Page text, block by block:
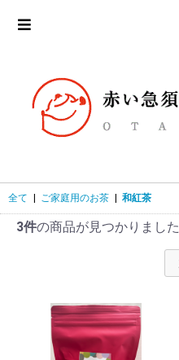
全て ご家庭用のお茶 和紅茶
3件の商品が見つかりました